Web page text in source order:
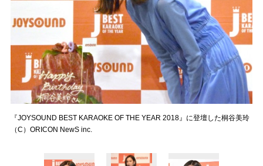
『JOYSOUND BEST KARAOKE OF THE YEAR 2018』に登壇した桐谷美玲
（C）ORICON NewS inc.